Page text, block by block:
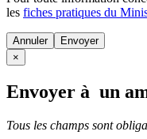
les fiches pratiques du
Annuler
×
Envoyer à un
Tous les champs sont